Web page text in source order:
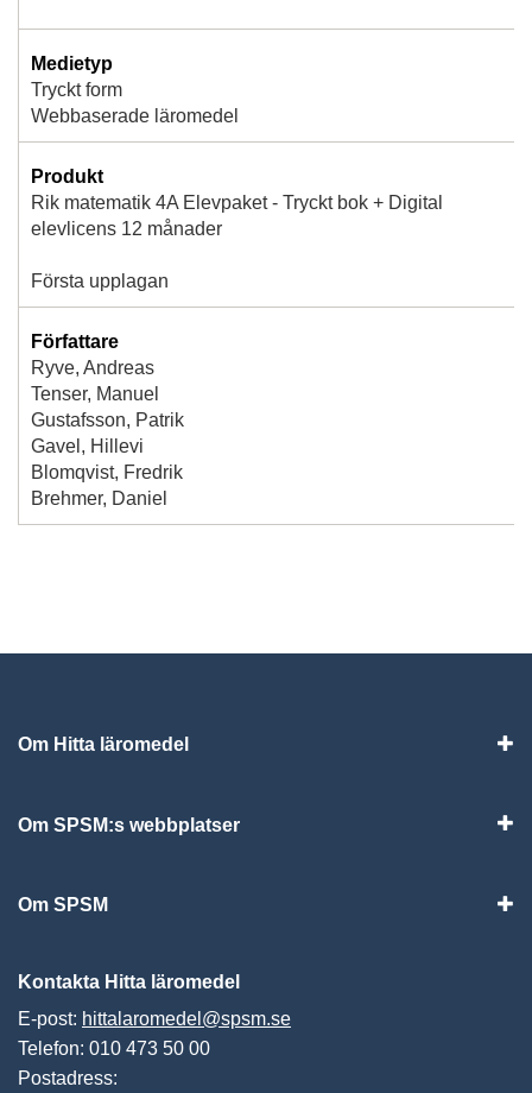
Medietyp
Tryckt form
Webbaserade läromedel
Produkt
Rik matematik 4A Elevpaket - Tryckt bok + Digital
elevlicens 12 månader
Första upplagan
Författare
Ryve, Andreas
Tenser, Manuel
Gustafsson, Patrik
Gavel, Hillevi
Blomqvist, Fredrik
Brehmer, Daniel
Om Hitta läromedel
Om SPSM:s webbplatser
Om SPSM
Kontakta Hitta läromedel
E-post: hittalaromedel@spsm.se
Telefon: 010 473 50 00
Postadress: